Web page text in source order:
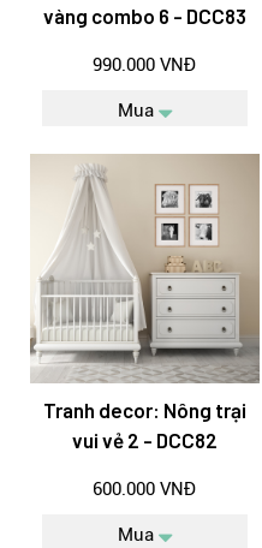
vàng combo 6 - DCC83
990.000 VNĐ
Mua
Tranh decor: Nông trại
vui vẻ 2 - DCC82
600.000 VNĐ
Mua